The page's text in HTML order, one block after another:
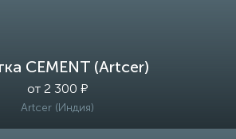
CEMENT (Artcer)
от 2 300 ₽
Artcer (Индия)